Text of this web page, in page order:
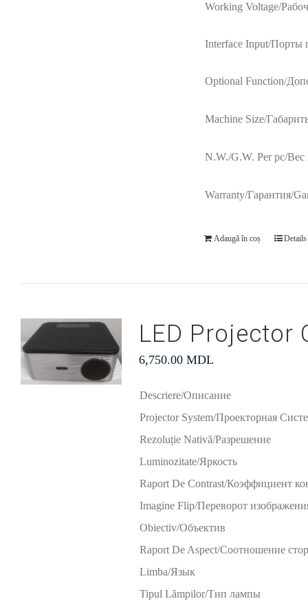
Working Voltage/
Interface Input/Порты
Optional Function/
Machine Size/
N.W./G.W. Per pc/
Warranty/Гарантия/
Adaugă în coș Details
LED Projector
6,750.00 MDL
Descriere/Описание
Projector System/Проекторная
Rezoluție Nativă/Разрешение
Luminozitate/Яркость
Raport De Contrast/Коэффициент
Imagine Flip/Переворот
Obiectiv/Объектив
Raport De Aspect/Cоотношение
Limba/Язык
Tipul Lămpilor/Тип лампы